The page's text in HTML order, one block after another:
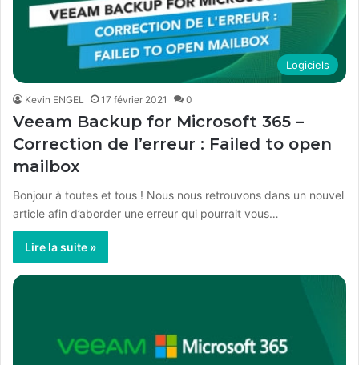
Logiciels
Kevin ENGEL 17 février 2021 0
Veeam Backup for Microsoft 365 –
Correction de l’erreur : Failed to open
mailbox
Bonjour à toutes et tous ! Nous nous retrouvons dans un nouvel
article afin d’aborder une erreur qui pourrait vous…
Lire la suite »